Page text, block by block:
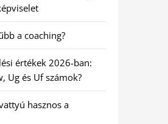
a coaching?
értékek 2026-ban:
Ug és Uf számok?
hasznos a